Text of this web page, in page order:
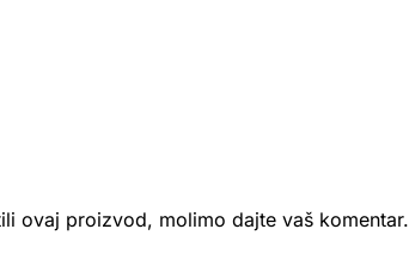
ovaj proizvod, molimo dajte vaš komentar.